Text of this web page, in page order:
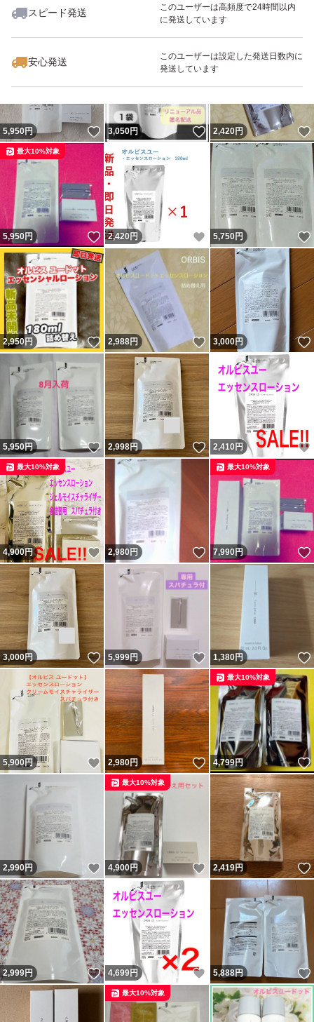
スピード発送
このユーザーは高頻度で24時間以内
に発送しています
安心発送
このユーザーは設定した発送日数内に
発送しています
いいね！
3,040
5,950円 いいね！
3,050円 いいね！
2,420円
5,950円 いいね！
最大10%対象
2,420 円 いいね！
5,750円
2,950円 いいね！
2,988円 いいね！
3,000円
5,950円 いいね！
2,998円 いいね！
2,410 円
4,900円 いいね！
最大10%対象
2,980円 いいね！
7,990円
最大10%対象
3,000円 いいね！
5,999円 いいね！
1,380円
5,900円 いいね！
2,980円 いいね！
4,799円
最大10%対象
2,990円 いいね！
4,900円 いいね！
最大10%対象
2,419円
2,999円 いいね！
4,699円 いいね！
5,888円
最大10%対象